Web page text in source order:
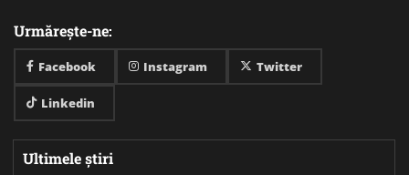
Urmărește-ne:
Facebook Instagram Twitter
Linkedin
Ultimele știri